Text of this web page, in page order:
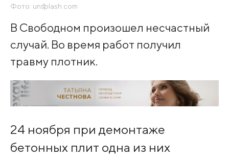
Фото: unsplash.com
В Свободном произошел несчастный
случай. Во время работ получил
травму плотник.
24 ноября при демонтаже
бетонных плит одна из них